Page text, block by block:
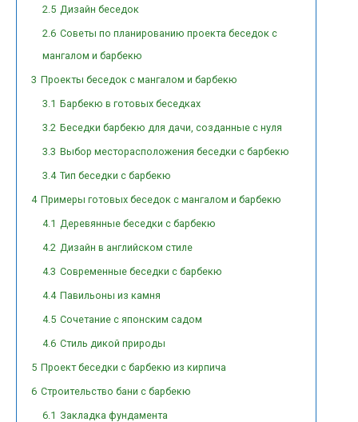
2.5 Дизайн беседок
2.6 Советы по планированию проекта беседок с
мангалом и барбекю
3 Проекты беседок с мангалом и барбекю
3.1 Барбекю в готовых беседках
3.2 Беседки барбекю для дачи, созданные с нуля
3.3 Выбор месторасположения беседки с барбекю
3.4 Тип беседки с барбекю
4 Примеры готовых беседок с мангалом и барбекю
4.1 Деревянные беседки с барбекю
4.2 Дизайн в английском стиле
4.3 Современные беседки с барбекю
4.4 Павильоны из камня
4.5 Сочетание с японским садом
4.6 Стиль дикой природы
5 Проект беседки с барбекю из кирпича
6 Строительство бани с барбекю
6.1 Закладка фундамента